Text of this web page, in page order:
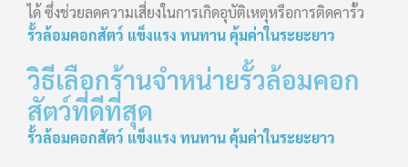
ได้ ซึ่งช่วยลดความเสี่ยงในการเกิดอุบัติเหตุหรือการติดคารั้ว
รั้วล้อมคอกสัตว์ แข็งแรง ทนทาน คุ้มค่าในระยะยาว
วิธีเลือกร้านจำหน่ายรั้วล้อมคอก
สัตว์ที่ดีที่สุด
รั้วล้อมคอกสัตว์ แข็งแรง ทนทาน คุ้มค่าในระยะยาว